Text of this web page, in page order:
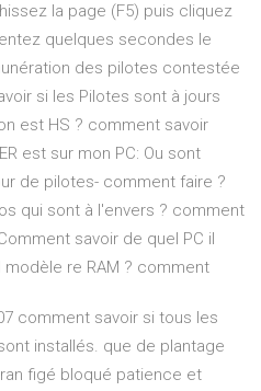
la page (F5) puis cliquez
quelques secondes le
des pilotes contestée
si les Pilotes sont à jours
est HS ? comment savoir
est sur mon PC: Ou sont
de pilotes- comment faire ?
qui sont à l'envers ? comment
savoir de quel PC il
modèle re RAM ? comment
comment savoir si tous les
installés. que de plantage
figé bloqué patience et